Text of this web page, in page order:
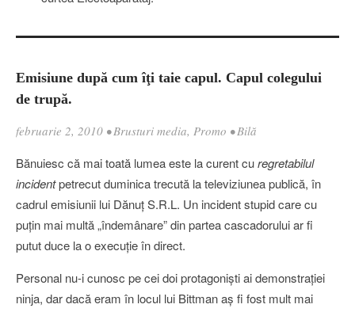
Emisiune după cum îţi taie capul. Capul colegului
de trupă.
februarie 2, 2010 •Brusturi media, Promo •Bilă
Bănuiesc că mai toată lumea este la curent curegretabilul
incidentpetrecut duminica trecută la televiziunea publică, în
cadrul emisiunii lui Dănuţ S.R.L. Un incident stupid care cu
puţin mai multă „îndemânare” din partea cascadorului ar fi
putut duce la o execuţie în direct.
Personal nu-i cunosc pe cei doi protagonişti ai demonstraţiei
ninja, dar dacă eram în locul lui Bittman aş fi fost mult mai